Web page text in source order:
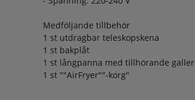
Medföljande tillbehör
1 st utdragbar teleskopskena
1 st bakplåt
1 st långpanna med tillhörande galler
1 st ""AirFryer""-korg"